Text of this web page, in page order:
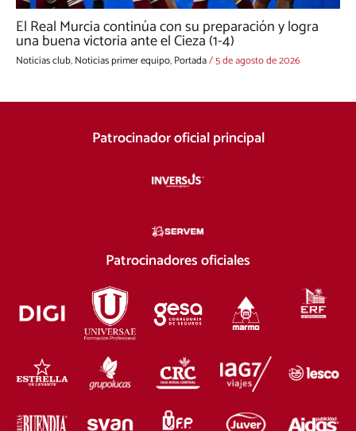
El Real Murcia continúa con su preparación y logra
una buena victoria ante el Cieza (1-4)
Noticias club,Noticias primer equipo,Portada/5 de agosto de 2026
Patrocinador oficial principal
Patrocinadores oficiales